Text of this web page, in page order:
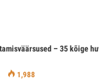
– 35 kõige
1,988